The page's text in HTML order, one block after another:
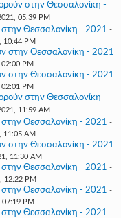
στην Θεσσαλονίκη -
05:39 PM
στην Θεσσαλονίκη - 2021 -
10:44 PM
στην Θεσσαλονίκη - 2021
PM
στην Θεσσαλονίκη - 2021
PM
στην Θεσσαλονίκη -
11:59 AM
στην Θεσσαλονίκη - 2021 -
11:05 AM
στην Θεσσαλονίκη - 2021
11:30 AM
στην Θεσσαλονίκη - 2021 -
12:22 PM
στην Θεσσαλονίκη - 2021 -
07:19 PM
στην Θεσσαλονίκη - 2021 -